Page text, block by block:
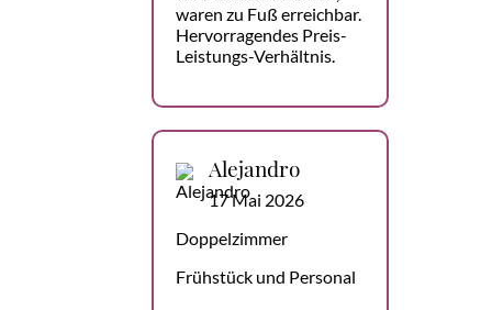
waren zu Fuß erreichbar.
Hervorragendes Preis-
Leistungs-Verhältnis.
Alejandro
17 Mai 2026
Doppelzimmer
Frühstück und Personal